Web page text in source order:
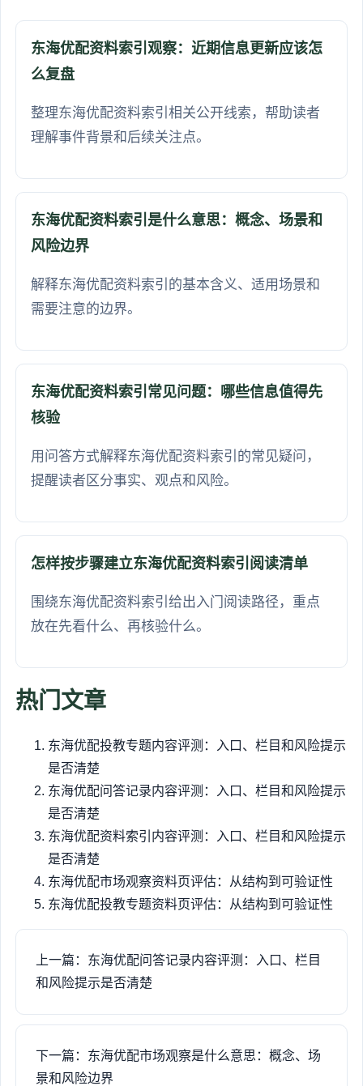
东海优配资料索引观察：近期信息更新应该怎
么复盘
整理东海优配资料索引相关公开线索，帮助读者
理解事件背景和后续关注点。
东海优配资料索引是什么意思：概念、场景和
风险边界
解释东海优配资料索引的基本含义、适用场景和
需要注意的边界。
东海优配资料索引常见问题：哪些信息值得先
核验
用问答方式解释东海优配资料索引的常见疑问，
提醒读者区分事实、观点和风险。
怎样按步骤建立东海优配资料索引阅读清单
围绕东海优配资料索引给出入门阅读路径，重点
放在先看什么、再核验什么。
热门文章
东海优配投教专题内容评测：入口、栏目和风险提示
是否清楚
东海优配问答记录内容评测：入口、栏目和风险提示
是否清楚
东海优配资料索引内容评测：入口、栏目和风险提示
是否清楚
东海优配市场观察资料页评估：从结构到可验证性
东海优配投教专题资料页评估：从结构到可验证性
上一篇：东海优配问答记录内容评测：入口、栏目
和风险提示是否清楚
下一篇：东海优配市场观察是什么意思：概念、场
景和风险边界